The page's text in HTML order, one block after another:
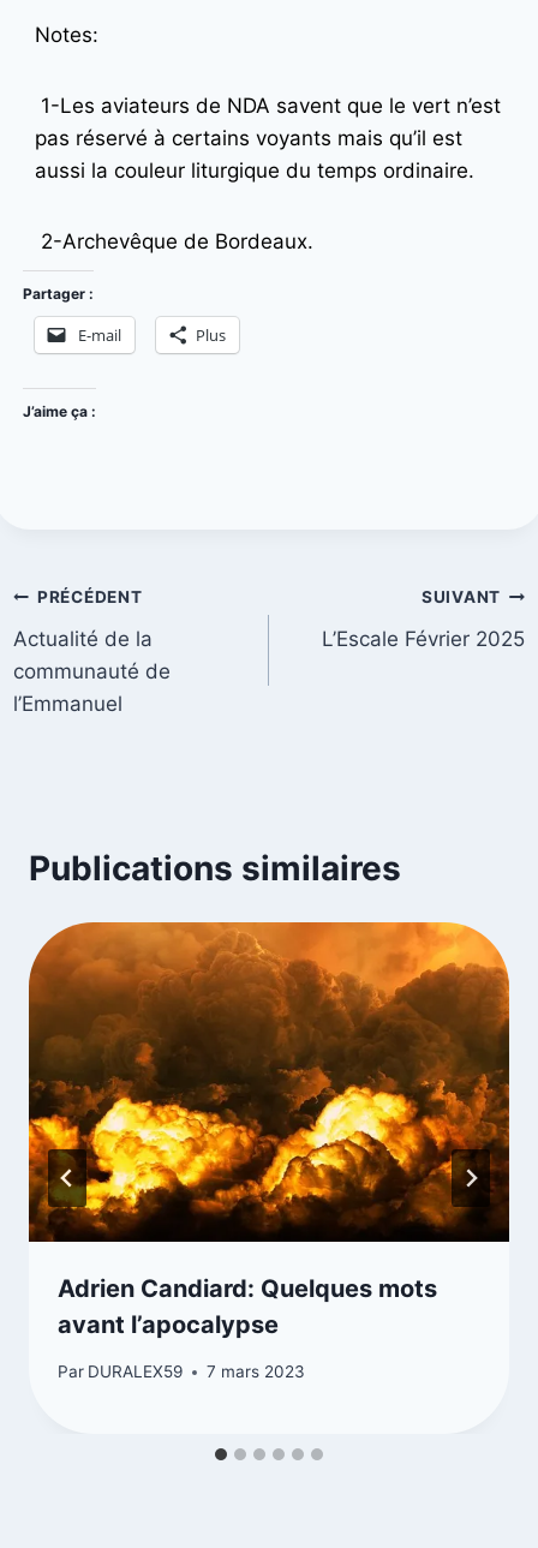
Notes:
1-Les aviateurs de NDA savent que le vert n’est
pas réservé à certains voyants mais qu’il est
aussi la couleur liturgique du temps ordinaire.
2-Archevêque de Bordeaux.
Partager :
E-mail Plus
J’aime ça :
PRÉCÉDENT
Actualité de la
communauté de
l’Emmanuel
SUIVANT
L’Escale Février 2025
Publications similaires
Adrien Candiard: Quelques mots
avant l’apocalypse
Par DURALEX59 7 mars 2023